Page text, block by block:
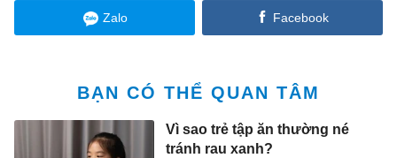
Zalo Facebook
BẠN CÓ THỂ QUAN TÂM
Vì sao trẻ tập ăn thường né
tránh rau xanh?